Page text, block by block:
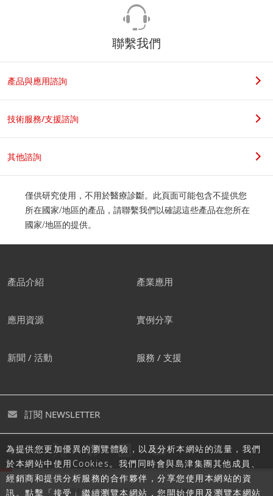
為提供您更加優異的瀏覽體驗，以及分析本網站的流量，我們
於本網站中使用Cookies。我們同時會與島津集團其他成員、
經銷商和提供分析服務的合作夥伴，分享您使用本網站的資
訊。點擊「接受」繼續瀏覽本網站，您開始使用及瀏覽本網站
聯繫我們
產品與應用諮詢
技術服務/支援諮詢
其他諮詢
僅供研究使用，不用於醫療診斷。此頁面可能包含不提供您
所在國家/地區的產品，請聯繫我們以確認這些產品在您所在
國家/地區的提供。
產品介紹 產業應用
應用資源 實例分享
新聞 / 活動 服務 / 支援
訂閱 NEWSLETTER
追蹤島津
隱私聲明 使用條款 網站地圖